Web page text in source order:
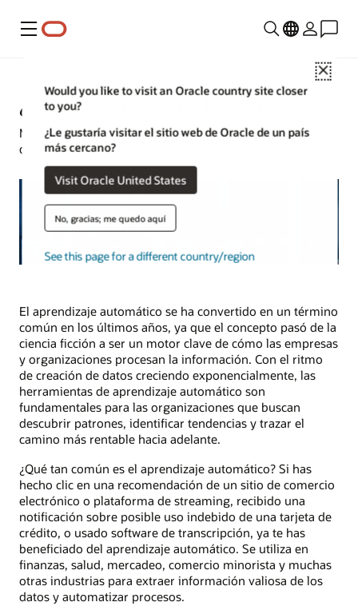
Menú
Close
Would you like to visit an Oracle country site closer
to you?
¿Le gustaría visitar el sitio web de Oracle de un país
más cercano?
Visit Oracle United States
No, gracias; me quedo aquí
See this page for a different country/region
¿Qué es el machine learning?
Michael Chen | Estratega de contenido | 25 de noviembre
de 2024
El aprendizaje automático se ha convertido en un término
común en los últimos años, ya que el concepto pasó de la
ciencia ficción a ser un motor clave de cómo las empresas
y organizaciones procesan la información. Con el ritmo
de creación de datos creciendo exponencialmente, las
herramientas de aprendizaje automático son
fundamentales para las organizaciones que buscan
descubrir patrones, identificar tendencias y trazar el
camino más rentable hacia adelante.
¿Qué tan común es el aprendizaje automático? Si has
hecho clic en una recomendación de un sitio de comercio
electrónico o plataforma de streaming, recibido una
notificación sobre posible uso indebido de una tarjeta de
crédito, o usado software de transcripción, ya te has
beneficiado del aprendizaje automático. Se utiliza en
finanzas, salud, mercadeo, comercio minorista y muchas
otras industrias para extraer información valiosa de los
datos y automatizar procesos.